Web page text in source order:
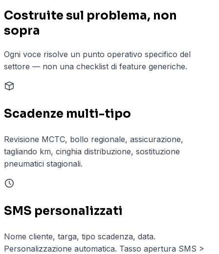
Costruite sul problema, non
sopra
Ogni voce risolve un punto operativo specifico del
settore — non una checklist di feature generiche.
Scadenze multi-tipo
Revisione MCTC, bollo regionale, assicurazione,
tagliando km, cinghia distribuzione, sostituzione
pneumatici stagionali.
SMS personalizzati
Nome cliente, targa, tipo scadenza, data.
Personalizzazione automatica. Tasso apertura SMS >